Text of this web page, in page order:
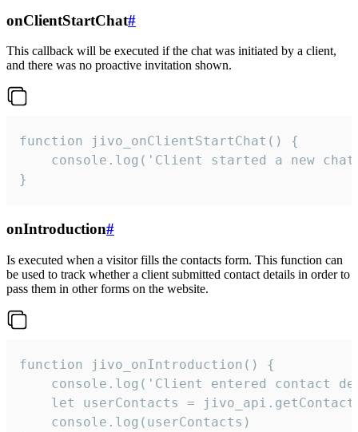
onClientStartChat#
This callback will be executed if the chat was initiated by a client,
and there was no proactive invitation shown.
function jivo_onClientStartChat() {
console.log('Client started a new
}
onIntroduction#
Is executed when a visitor fills the contacts form. This function can
be used to track whether a client submitted contact details in order to
pass them in other forms on the website.
function jivo_onIntroduction() {
console.log('Client entered contact
let userContacts =
    console.log(userContacts)